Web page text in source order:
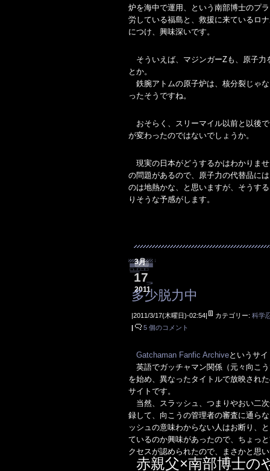
炉を海中で運用、という南部博士のプ
労している福島と、救援に来ているロ
につけ、興味深いです。
そういえば、マジンガーZも、原子力
とか。
鉄腕アトムの原子炉は、核分裂じゃ
ったそうですね。
おそらく、スリーマイル以前と以後
が変わったのではないでしょうか。
現実の日本がどうするかはわかりま
の問題があるので、原子力の代替品に
のは地熱かな、と思いますが、そうす
りそうな予感がします。
3月
17
2011
多少脱力中
|2011/3/17(木曜日)-02:54| カテゴリー:科学
|
5 個のコメント
Gatchaman Fanfic Archiveというサ
英語でガッチャマン関係（元々向こ
を始め、異なったタイトルで放映され
サイトです。
当然、スラッシュ、つまりやおい二
録して、向こうの管理者の審査に通ら
ッシュの意味わからない人はお断り、
ているのか興味があったので、ちょっ
クセスが認められたので、まさかと思
赤親父×南部博士の